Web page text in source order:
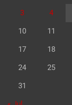
3 4
10 11
17 18
24 25
31